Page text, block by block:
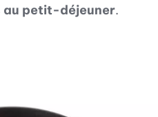
au petit-déjeuner.